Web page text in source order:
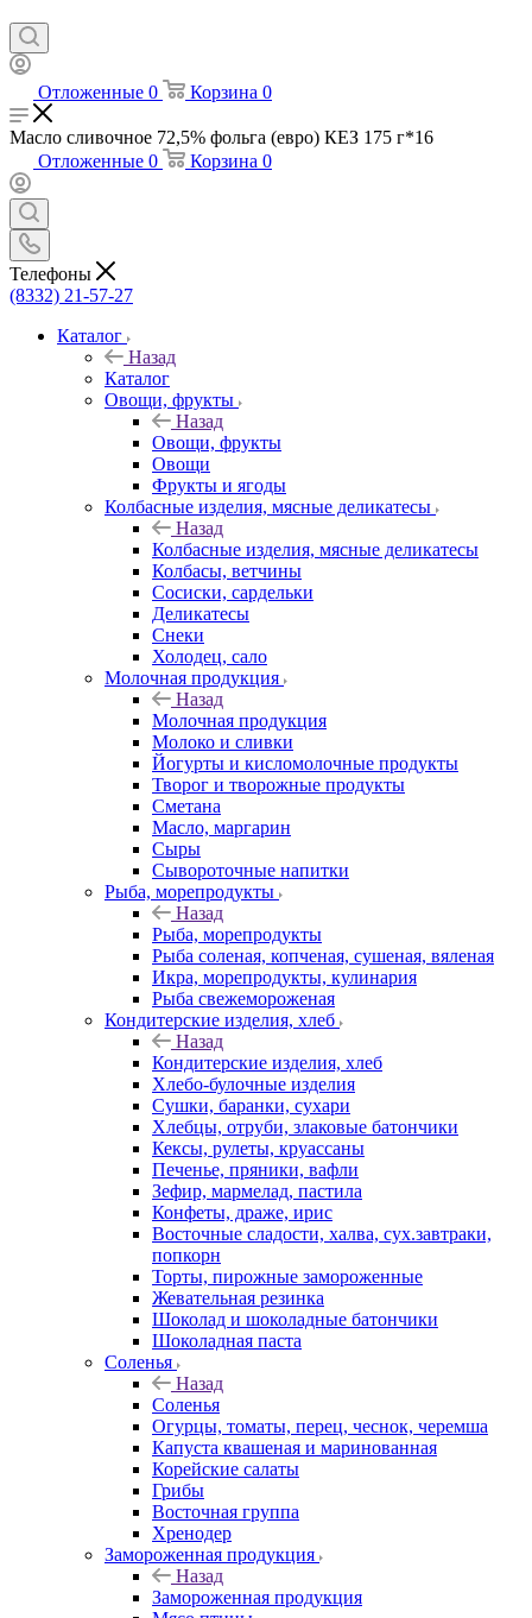
Отложенные 0 Корзина 0
Масло сливочное 72,5% фольга (евро) КЕЗ 175 г*16
Отложенные 0 Корзина 0
Телефоны
(8332) 21-57-27
Каталог
Назад
Каталог
Овощи, фрукты
Назад
Овощи, фрукты
Овощи
Фрукты и ягоды
Колбасные изделия, мясные деликатесы
Назад
Колбасные изделия, мясные деликатесы
Колбасы, ветчины
Сосиски, сардельки
Деликатесы
Снеки
Холодец, сало
Молочная продукция
Назад
Молочная продукция
Молоко и сливки
Йогурты и кисломолочные продукты
Творог и творожные продукты
Сметана
Масло, маргарин
Сыры
Сывороточные напитки
Рыба, морепродукты
Назад
Рыба, морепродукты
Рыба соленая, копченая, сушеная, вяленая
Икра, морепродукты, кулинария
Рыба свежемороженая
Кондитерские изделия, хлеб
Назад
Кондитерские изделия, хлеб
Хлебо-булочные изделия
Сушки, баранки, сухари
Хлебцы, отруби, злаковые батончики
Кексы, рулеты, круассаны
Печенье, пряники, вафли
Зефир, мармелад, пастила
Конфеты, драже, ирис
Восточные сладости, халва, сух.завтраки,
попкорн
Торты, пирожные замороженные
Жевательная резинка
Шоколад и шоколадные батончики
Шоколадная паста
Соленья
Назад
Соленья
Огурцы, томаты, перец, чеснок, черемша
Капуста квашеная и маринованная
Корейские салаты
Грибы
Восточная группа
Хренодер
Замороженная продукция
Назад
Замороженная продукция